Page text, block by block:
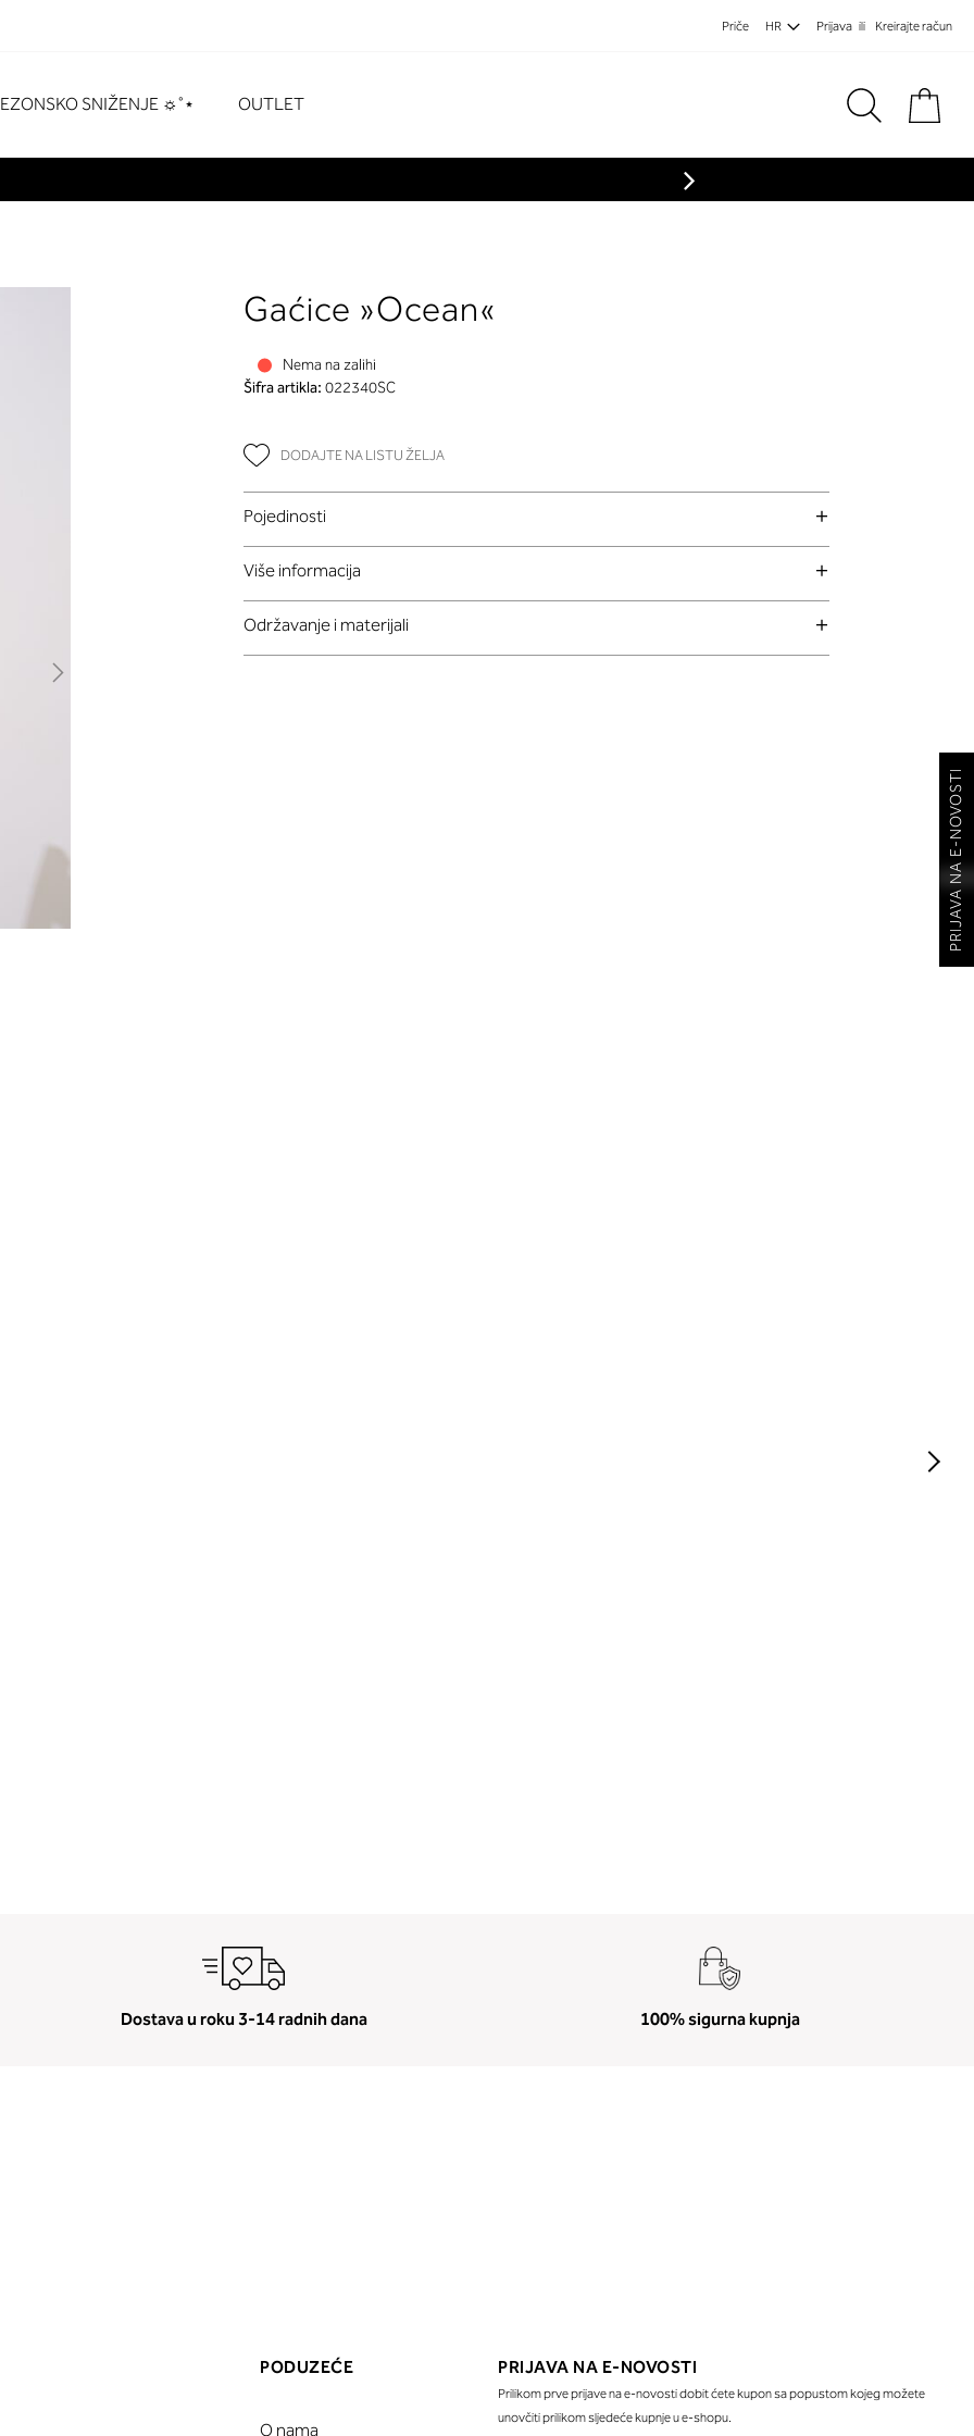
Priče HR Prijava Kreirajte račun
SNIŽENJE ☼˚⋆ OUTLET
Gaćice »Ocean«
Nema na zalihi
Šifra artikla: 022340SC
DODAJTE NA LISTU ŽELJA
Pojedinosti
Više informacija
Održavanje i materijali
Dostava u roku 3-14 radnih dana 100% sigurna kupnja
PODUZEĆE
O nama
PRIJAVA NA E-NOVOSTI
Prilikom prve prijave na e-novosti dobit ćete kupon sa popustom kojeg možete
unovčiti prilikom sljedeće kupnje u e-shopu.
PRIJAVA NA E-NOVOSTI